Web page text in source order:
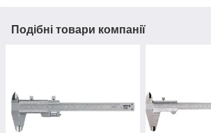
Подібні товари компанії